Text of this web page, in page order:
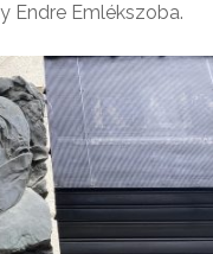
Endre Emlékszoba.